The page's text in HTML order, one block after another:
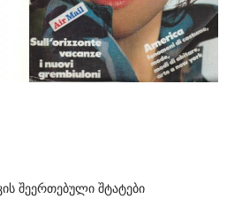
შეერთებული შტატები